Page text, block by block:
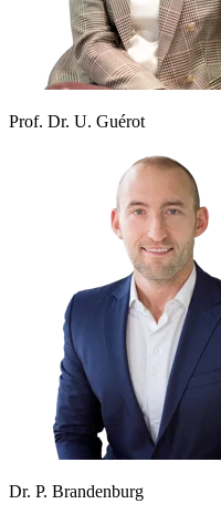
Prof. Dr. U. Guérot
Dr. P. Brandenburg